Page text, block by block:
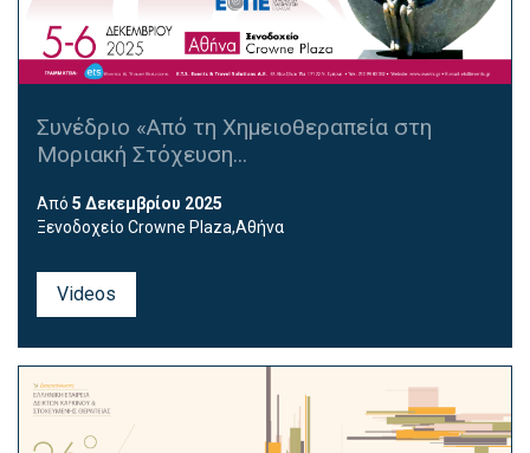
Συνέδριο «Από τη Χημειοθεραπεία στη
Μοριακή Στόχευση...
Από 5 Δεκεμβρίου 2025
Ξενοδοχείο Crowne Plaza,Αθήνα
Videos